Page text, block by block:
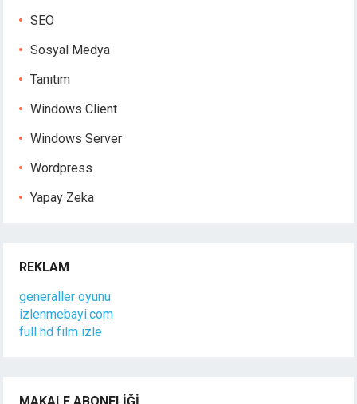
SEO
Sosyal Medya
Tanıtım
Windows Client
Windows Server
Wordpress
Yapay Zeka
REKLAM
generaller oyunu
izlenmebayi.com
full hd film izle